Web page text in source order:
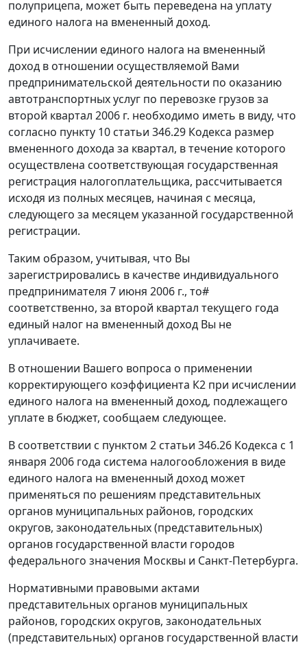
полуприцепа, может быть переведена на уплату
единого налога на вмененный доход.
При исчислении единого налога на вмененный
доход в отношении осуществляемой Вами
предпринимательской деятельности по оказанию
автотранспортных услуг по перевозке грузов за
второй квартал 2006 г. необходимо иметь в виду, что
согласно пункту 10 статьи 346.29 Кодекса размер
вмененного дохода за квартал, в течение которого
осуществлена соответствующая государственная
регистрация налогоплательщика, рассчитывается
исходя из полных месяцев, начиная с месяца,
следующего за месяцем указанной государственной
регистрации.
Таким образом, учитывая, что Вы
зарегистрировались в качестве индивидуального
предпринимателя 7 июня 2006 г., то#
соответственно, за второй квартал текущего года
единый налог на вмененный доход Вы не
уплачиваете.
В отношении Вашего вопроса о применении
корректирующего коэффициента К2 при исчислении
единого налога на вмененный доход, подлежащего
уплате в бюджет, сообщаем следующее.
В соответствии с пунктом 2 статьи 346.26 Кодекса с 1
января 2006 года система налогообложения в виде
единого налога на вмененный доход может
применяться по решениям представительных
органов муниципальных районов, городских
округов, законодательных (представительных)
органов государственной власти городов
федерального значения Москвы и Санкт-Петербурга.
Нормативными правовыми актами
представительных органов муниципальных
районов, городских округов, законодательных
(представительных) органов государственной власти